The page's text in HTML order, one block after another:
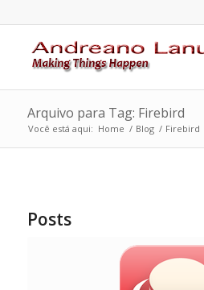
Arquivo para Tag: Firebird
Você está aqui: Home / Blog / Firebird
Posts